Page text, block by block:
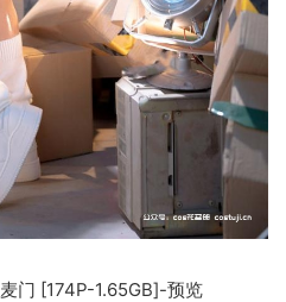
麦门 [174P-1.65GB]-预览